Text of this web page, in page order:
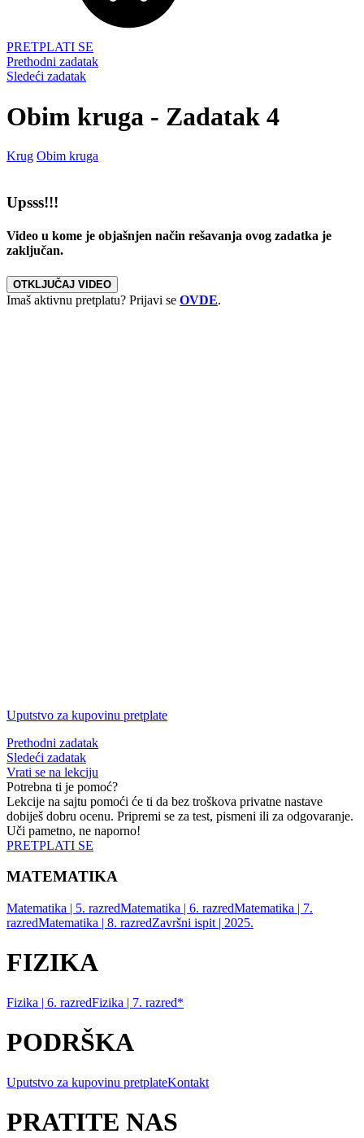
PRETPLATI SE
Prethodni zadatak
Sledeći zadatak
Obim kruga - Zadatak 4
Krug Obim kruga
Upsss!!!
Video u kome je objašnjen način rešavanja ovog zadatka je
zaključan.
OTKLJUČAJ VIDEO
Imaš aktivnu pretplatu? Prijavi se OVDE.
Uputstvo za kupovinu pretplate
Prethodni zadatak
Sledeći zadatak
Vrati se na lekciju
Potrebna ti je pomoć?
Lekcije na sajtu pomoći će ti da bez troškova privatne nastave
dobiješ dobru ocenu. Pripremi se za test, pismeni ili za odgovaranje.
Uči pametno, ne naporno!
PRETPLATI SE
MATEMATIKA
Matematika | 5. razredMatematika | 6. razredMatematika | 7.
razredMatematika | 8. razredZavršni ispit | 2025.
FIZIKA
Fizika | 6. razredFizika | 7. razred*
PODRŠKA
Uputstvo za kupovinu pretplateKontakt
PRATITE NAS